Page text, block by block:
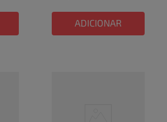
ADICIONAR